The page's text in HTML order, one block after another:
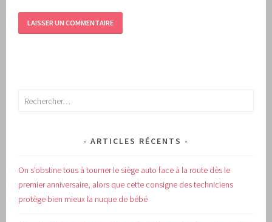
Rechercher :
ARTICLES RÉCENTS
On s’obstine tous à tourner le siège auto face à la route dès le
premier anniversaire, alors que cette consigne des techniciens
protège bien mieux la nuque de bébé